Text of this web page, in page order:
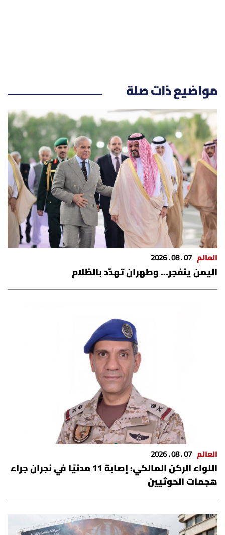
مواضيع ذات صلة
العالم 07 . 08 . 2026
اليمن ينفجر... وطهران تهدّد بالظلام
العالم 07 . 08 . 2026
اللواء الركن المالكي: إصابة 11 مدنيًا في نجران جراء
هجمات الحوثيين